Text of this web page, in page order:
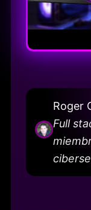
Roger
Full